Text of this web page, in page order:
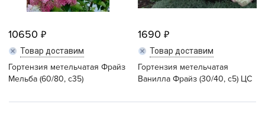
10650
Товар доставим
Гортензия метельчатая Фрайз
Мельба (60/80, с35)
1690
Товар доставим
Гортензия метельчатая
Ванилла Фрайз (30/40, с5) ЦС